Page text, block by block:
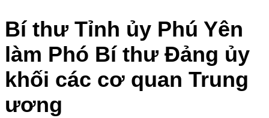
Bí thư Tỉnh ủy Phú Yên
làm Phó Bí thư Đảng ủy
khối các cơ quan Trung
ương